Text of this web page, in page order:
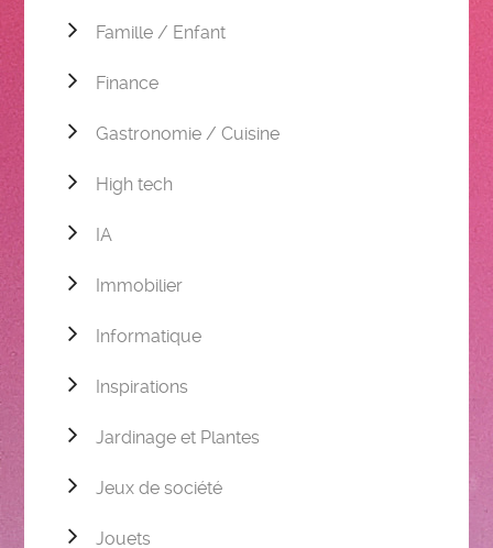
Famille / Enfant
Finance
Gastronomie / Cuisine
High tech
IA
Immobilier
Informatique
Inspirations
Jardinage et Plantes
Jeux de société
Jouets